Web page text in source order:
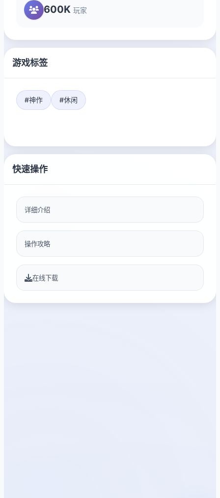
600K 玩家
游戏标签
#神作 #休闲
快速操作
详细介绍
操作攻略
在线下载